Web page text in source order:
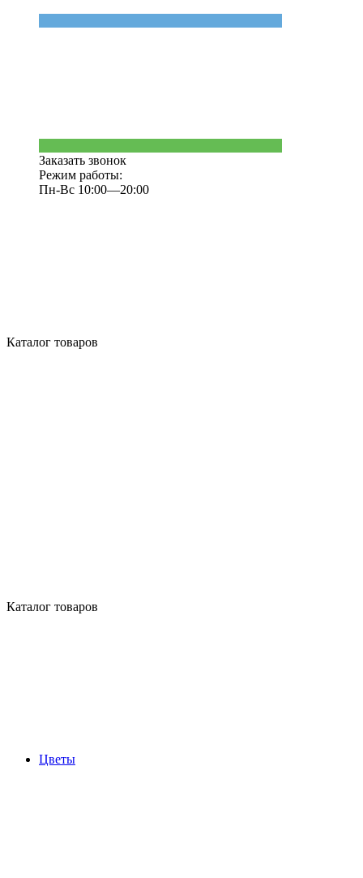
Заказать звонок
Режим работы:
Пн-Вс 10:00—20:00
Каталог товаров
Каталог товаров
Цветы